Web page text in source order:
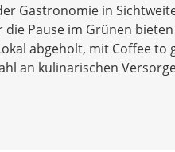
Gastronomie in
die Pause im Grünen
abgeholt, mit Coffee to
an kulinarischen